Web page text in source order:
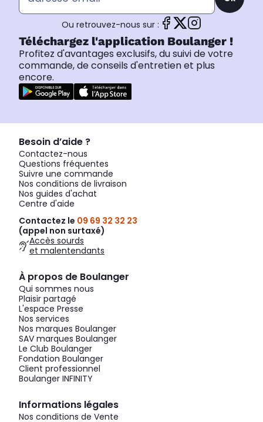
Ou retrouvez-nous sur :
Téléchargez l'application Boulanger !
Profitez d'avantages exclusifs, du suivi de votre
commande, de conseils d'entretien et plus
encore.
Besoin d’aide ?
Contactez-nous
Questions fréquentes
Suivre une commande
Nos conditions de livraison
Nos guides d'achat
Centre d'aide
Contactez le 09 69 32 32 23
(appel non surtaxé)
Accès sourds
et malentendants
À propos de Boulanger
Qui sommes nous
Plaisir partagé
L'espace Presse
Nos services
Nos marques Boulanger
SAV marques Boulanger
Le Club Boulanger
Fondation Boulanger
Client professionnel
Boulanger INFINITY
Informations légales
Nos conditions de Vente